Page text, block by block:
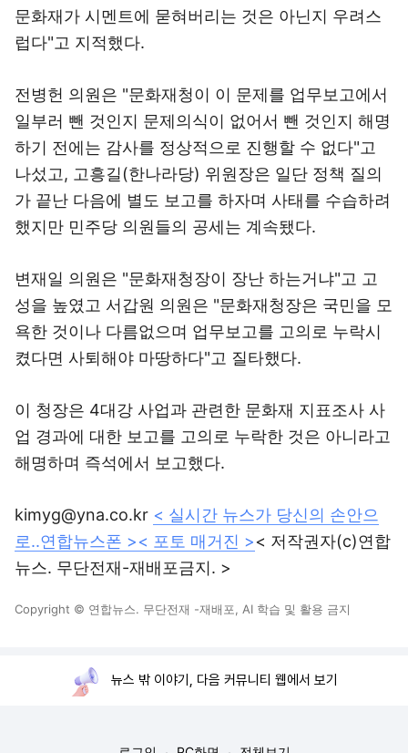
문화재가 시멘트에 묻혀버리는 것은 아닌지 우려스
럽다"고 지적했다.
전병헌 의원은 "문화재청이 이 문제를 업무보고에서
일부러 뺀 것인지 문제의식이 없어서 뺀 것인지 해명
하기 전에는 감사를 정상적으로 진행할 수 없다"고
나섰고, 고흥길(한나라당) 위원장은 일단 정책 질의
가 끝난 다음에 별도 보고를 하자며 사태를 수습하려
했지만 민주당 의원들의 공세는 계속됐다.
변재일 의원은 "문화재청장이 장난 하는거냐"고 고
성을 높였고 서갑원 의원은 "문화재청장은 국민을 모
욕한 것이나 다름없으며 업무보고를 고의로 누락시
켰다면 사퇴해야 마땅하다"고 질타했다.
이 청장은 4대강 사업과 관련한 문화재 지표조사 사
업 경과에 대한 보고를 고의로 누락한 것은 아니라고
해명하며 즉석에서 보고했다.
kimyg@yna.co.kr < 실시간 뉴스가 당신의 손안으
로..연합뉴스폰 >< 포토 매거진 >< 저작권자(c)연합
뉴스. 무단전재-재배포금지. >
Copyright © 연합뉴스. 무단전재 -재배포, AI 학습 및 활용 금지
뉴스 밖 이야기, 다음 커뮤니티 웹에서 보기